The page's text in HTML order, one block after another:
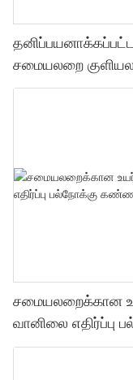
சமையலறை
சிலிகான்
சமையலறைக்கான
வானிலை எதிர்ப்பு
சீலண்ட்